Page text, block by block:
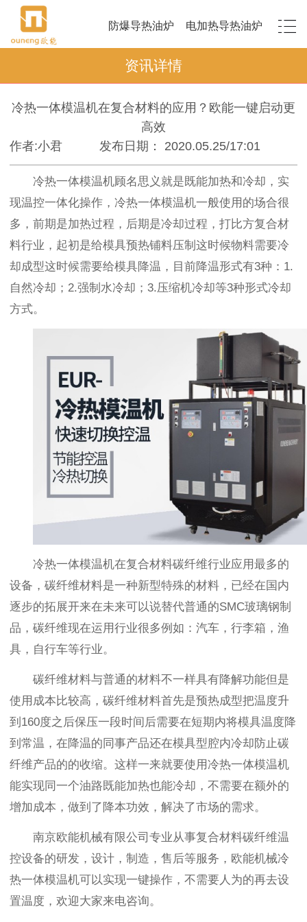
防爆导热油炉 电加热导热油炉
资讯详情
冷热一体模温机在复合材料的应用？欧能一键启动更
高效
作者:小君
发布日期： 2020.05.25/17:01
冷热一体模温机顾名思义就是既能加热和冷却，实
现温控一体化操作，冷热一体模温机一般使用的场合很
多，前期是加热过程，后期是冷却过程，打比方复合材
料行业，起初是给模具预热铺料压制这时候物料需要冷
却成型这时候需要给模具降温，目前降温形式有3种：1.
自然冷却；2.强制水冷却；3.压缩机冷却等3种形式冷却
方式。
冷热一体模温机在复合材料碳纤维行业应用最多的
设备，碳纤维材料是一种新型特殊的材料，已经在国内
逐步的拓展开来在未来可以说替代普通的SMC玻璃钢制
品，碳纤维现在运用行业很多例如：汽车，行李箱，渔
具，自行车等行业。
碳纤维材料与普通的材料不一样具有降解功能但是
使用成本比较高，碳纤维材料首先是预热成型把温度升
到160度之后保压一段时间后需要在短期内将模具温度降
到常温，在降温的同事产品还在模具型腔内冷却防止碳
纤维产品的的收缩。这样一来就要使用冷热一体模温机
能实现同一个油路既能加热也能冷却，不需要在额外的
增加成本，做到了降本功效，解决了市场的需求。
南京欧能机械有限公司专业从事复合材料碳纤维温
控设备的研发，设计，制造，售后等服务，欧能机械冷
热一体模温机可以实现一键操作，不需要人为的再去设
置温度，欢迎大家来电咨询。